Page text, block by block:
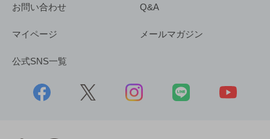
お問い合わせ Q&A
マイページ メールマガジン
公式SNS一覧